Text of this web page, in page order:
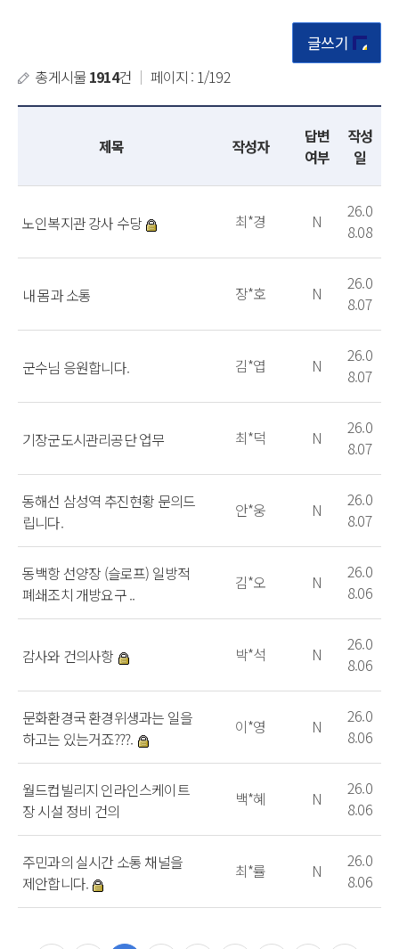
글쓰기
총게시물 1914건 ｜ 페이지 : 1/192
제목 작성자
답변
여부
작성
일
노인복지관 강사 수당 최*경 N
26.0
8.08
내 몸과 소통 장*호 N
26.0
8.07
군수님 응원합니다. 김*엽 N
26.0
8.07
기장군도시관리공단 업무 최*덕 N
26.0
8.07
동해선 삼성역 추진현황 문의드
립니다.
안*웅 N
26.0
8.07
동백항 선양장 (슬로프) 일방적
폐쇄조치 개방요구 ..
김*오 N
26.0
8.06
감사와 건의사항 박*석 N
26.0
8.06
문화환경국 환경위생과는 일을
하고는 있는거죠???.
이*영 N
26.0
8.06
월드컵빌리지 인라인스케이트
장 시설 정비 건의
백*혜 N
26.0
8.06
주민과의 실시간 소통 채널을
제안합니다.
최*률 N
26.0
8.06